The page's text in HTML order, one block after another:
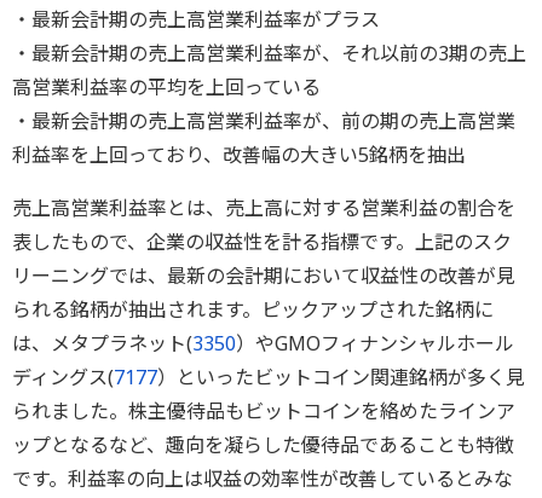
・最新会計期の売上高営業利益率がプラス
・最新会計期の売上高営業利益率が、それ以前の3期の売上
高営業利益率の平均を上回っている
・最新会計期の売上高営業利益率が、前の期の売上高営業
利益率を上回っており、改善幅の大きい5銘柄を抽出
売上高営業利益率とは、売上高に対する営業利益の割合を
表したもので、企業の収益性を計る指標です。上記のスク
リーニングでは、最新の会計期において収益性の改善が見
られる銘柄が抽出されます。ピックアップされた銘柄に
は、メタプラネット(3350）やGMOフィナンシャルホール
ディングス(7177）といったビットコイン関連銘柄が多く見
られました。株主優待品もビットコインを絡めたラインア
ップとなるなど、趣向を凝らした優待品であることも特徴
です。利益率の向上は収益の効率性が改善しているとみな